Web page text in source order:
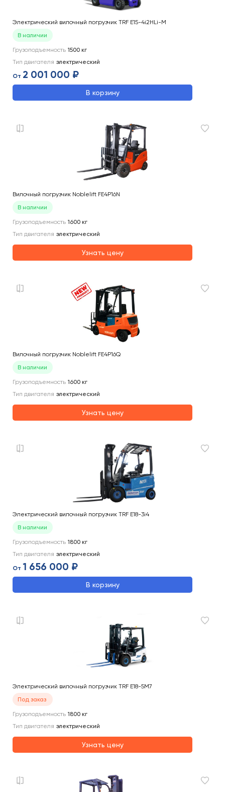
Электрический вилочный погрузчик TRF E15-4i2HLi-M
В наличии
Грузоподъемность 1500 кг
Тип двигателя электрический
От 2 001 000 ₽
В корзину
Вилочный погрузчик Noblelift FE4P16N
В наличии
Грузоподъемность 1600 кг
Тип двигателя электрический
Узнать цену
Вилочный погрузчик Noblelift FE4P16Q
В наличии
Грузоподъемность 1600 кг
Тип двигателя электрический
Узнать цену
Электрический вилочный погрузчик TRF E18-3i4
В наличии
Грузоподъемность 1800 кг
Тип двигателя электрический
От 1 656 000 ₽
В корзину
Электрический вилочный погрузчик TRF E18-5M7
Под заказ
Грузоподъемность 1800 кг
Тип двигателя электрический
Узнать цену